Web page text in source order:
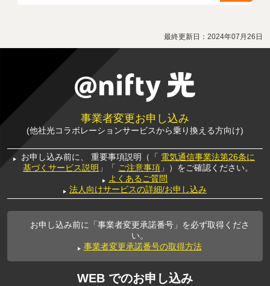
最終更新日： 2024年07月26日
事業者変更お申し込み
(他社光コラボレーションサービスから乗り換える方向け)
お申し込み前に、 重要事項説明（「 電気通信事業法第26条に
基づくサービス説明 」「 ご注意事項 」）をご確認ください。
よくあるご質問
法人向けサービスの詳細/お申し込み
お申し込み前に「事業者変更承諾番号」を必ず取得くださ
い。
事業者変更承諾番号の取得方法
WEB でのお申し込み